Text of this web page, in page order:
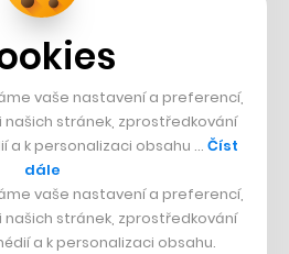
na Šumavě
vaše nastavení a preferencí,
stránek, zprostředkování
a k personalizaci obsahu … Číst
dále
vaše nastavení a preferencí,
stránek, zprostředkování
a k personalizaci obsahu.